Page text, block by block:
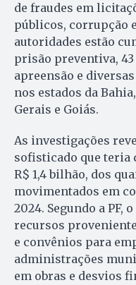
de fraudes em
públicos, corrupção
autoridades estão
prisão preventiva, 43
apreensão e
nos estados da
Gerais e Goiás.
As investigações
sofisticado que teria
R$ 1,4 bilhão, dos
movimentados em
2024. Segundo a PF,
recursos
e convênios para
administrações
em obras e desvios